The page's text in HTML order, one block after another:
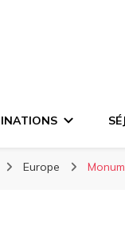
Europe